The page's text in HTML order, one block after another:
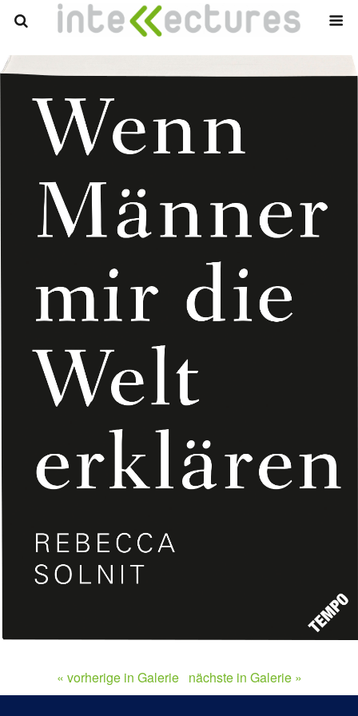
« vorherige in Galerie nächste in Galerie »